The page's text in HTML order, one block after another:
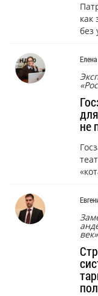
как
без
не
век»